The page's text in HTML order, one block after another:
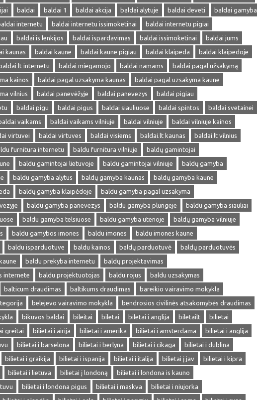
baldai baldai 1 baldai akcija baldai alytuje baldai deveti
baldai gamyba
internetu baldai internetu issimoketinai
baldai internetu pigiai
baldai is lenkijos baldai ispardavimas baldai issimoketinai
baldai jums
kaunas baldai kaune baldai kaune pigiau baldai klaipeda
baldai klaipedoje
baldai lt internetu baldai miegamojo baldai namams
baldai pagal užsakymą
kainos
baldai pagal uzsakyma kaunas
baldai pagal uzsakyma kaune
vilnius
baldai panevėžyje baldai panevezys
baldai pigiau
baldai pigu baldai pigus baldai siauliuose baldai spintos
baldai svetainei
vaikams baldai vaikams vilniuje baldai vilniuje
baldai vilniuje kainos
virtuvei baldai virtuves baldai visiems baldai.lt kaunas
baldai.lt vilnius
furnitura internetu baldu furnitura vilniuje
baldų gamintojai
baldu gamintojai lietuvoje baldu gamintojai vilniuje
baldų gamyba
baldu gamyba alytus baldų gamyba kaunas
baldų gamyba kaune
baldų gamyba klaipėdoje
baldu gamyba pagal uzsakyma
baldu gamyba panevezys baldu gamyba plungeje
baldu gamyba siauliai
baldu gamyba telsiuose baldu gamyba utenoje
baldų gamyba vilniuje
baldu gamybos imones baldu imones
baldu imones kaune
baldu isparduotuve baldu kainos baldų parduotuvė
baldų parduotuvės
baldu prekyba internetu
baldų projektavimas
internete
baldu projektuotojas baldu rojus
baldu uzsakymas
balticum draudimas baltikums draudimas
bareikio vairavimo mokykla
belejevo vairavimo mokykla
bendrosios civilinės atsakomybės draudimas
bikuvos baldai bileitai biletai biletai i anglija biletailt
bilietai
greitai bilietai i airija bilietai i amerika bilietai i amsterdama
bilietai i anglija
bilietai i barselona bilietai i berlyna bilietai i cikaga
bilietai i dublina
bilietai i graikija bilietai i ispanija bilietai i italija bilietai į jav
bilietai i kipra
bilietai i lietuva bilietai į londoną
bilietai i londona is kauno
bilietai i londona pigus bilietai i maskva
bilietai i niujorka